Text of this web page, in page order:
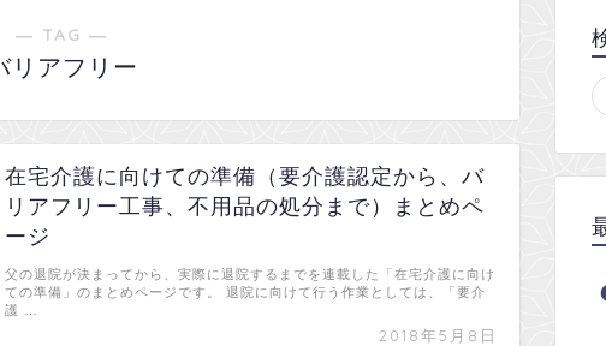
― TAG ―
リアフリー
在宅介護に向けての準備（要介護認定から、バ
リアフリー工事、不用品の処分まで）まとめペ
ージ
2018年5月8日
父の退院が決まってから、実際に退院するまでを連載した「在宅介護に向け
ての準備」のまとめページです。 退院に向けて行う作業としては、「要介
護 …